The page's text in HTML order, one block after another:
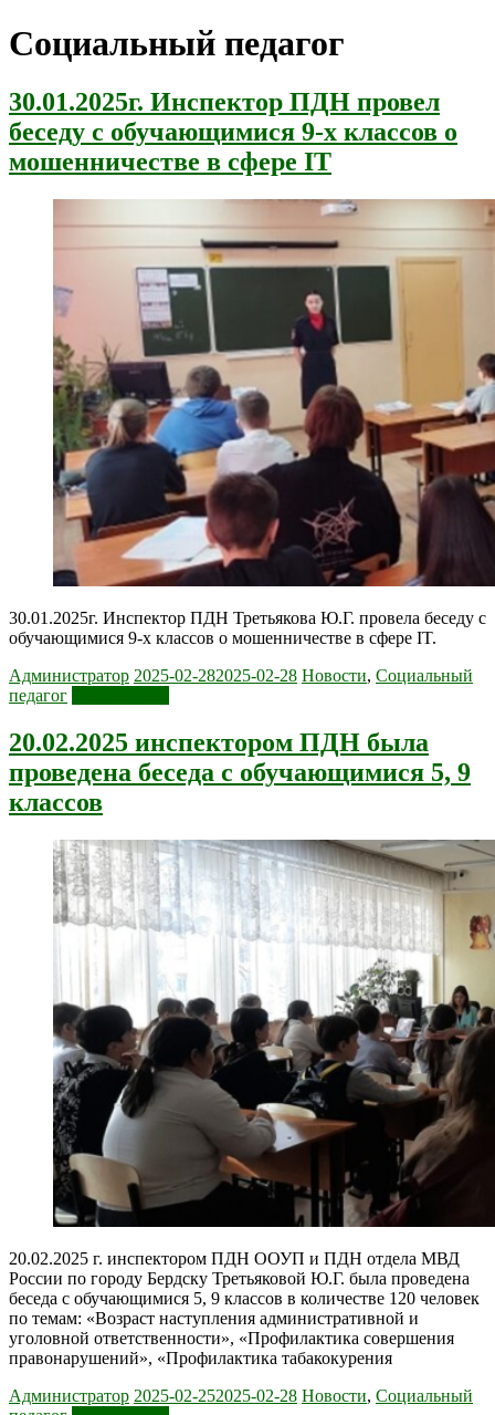
Социальный педагог
30.01.2025г. Инспектор ПДН провел
беседу с обучающимися 9-х классов о
мошенничестве в сфере IT
30.01.2025г. Инспектор ПДН Третьякова Ю.Г. провела беседу с
обучающимися 9-х классов о мошенничестве в сфере IT.
Администратор 2025-02-282025-02-28 Новости, Социальный
педагог
20.02.2025 инспектором ПДН была
проведена беседа с обучающимися 5, 9
классов
20.02.2025 г. инспектором ПДН ООУП и ПДН отдела МВД
России по городу Бердску Третьяковой Ю.Г. была проведена
беседа с обучающимися 5, 9 классов в количестве 120 человек
по темам: «Возраст наступления административной и
уголовной ответственности», «Профилактика совершения
правонарушений», «Профилактика табакокурения
Администратор 2025-02-252025-02-28 Новости, Социальный